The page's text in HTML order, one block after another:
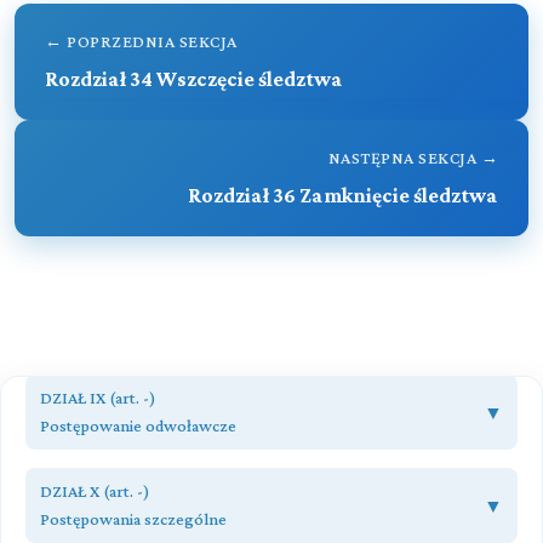
← POPRZEDNIA SEKCJA
Rozdział 34 Wszczęcie śledztwa
NASTĘPNA SEKCJA →
Rozdział 36 Zamknięcie śledztwa
Czynności sądowe w postępowaniu przygotowawczym
Rozdział 40 (art. 337 - 347)
Wstępna kontrola oskarżenia
Przygotowanie do rozprawy głównej
DZIAŁ IX (art. -)
Postępowanie odwoławcze
▼
Rozdział 48 (art. 425 - 443)
Przepisy ogólne
DZIAŁ X (art. -)
Postępowania szczególne
▼